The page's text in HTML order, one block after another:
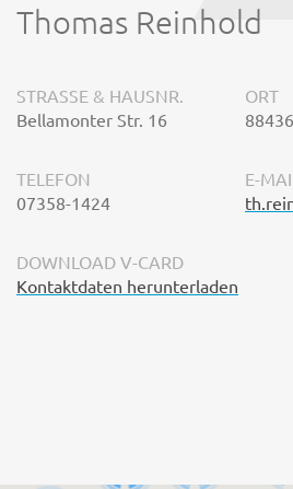
Thomas Reinhold
STRASSE & HAUSNR.
Bellamonter Str. 16
ORT
TELEFON
07358-1424
E-
DOWNLOAD V-CARD
Kontaktdaten herunterladen